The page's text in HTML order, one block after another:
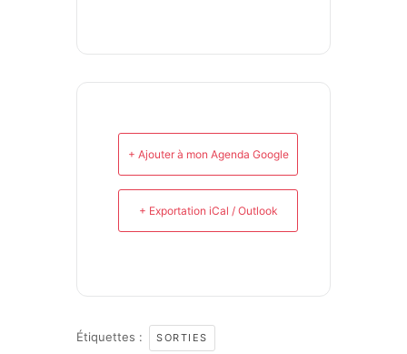
+ Ajouter à mon Agenda Google
+ Exportation iCal / Outlook
Étiquettes : SORTIES